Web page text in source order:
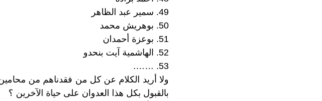
49. سمير عبد الظاهر
50. بوهريش محمد
51. بوعزة أحمدان
52. الهاشمية آيت بنحدو
53. …….
ولا أريد الكلام عن كل من فقدناهم من
بالقبول بكل هذا العدوان على حياة الآخرين ؟